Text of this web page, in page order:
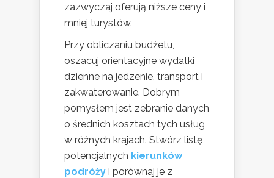
zazwyczaj oferują niższe ceny i
mniej turystów.
Przy obliczaniu budżetu,
oszacuj orientacyjne wydatki
dzienne na jedzenie, transport i
zakwaterowanie. Dobrym
pomysłem jest zebranie danych
o średnich kosztach tych usług
w różnych krajach. Stwórz listę
potencjalnych kierunków
podróży i porównaj je z